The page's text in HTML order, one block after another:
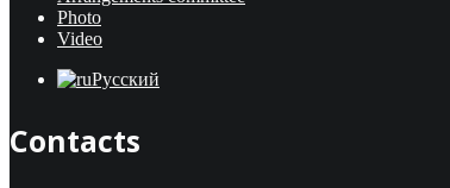
Photo
Video
Русский
Contacts